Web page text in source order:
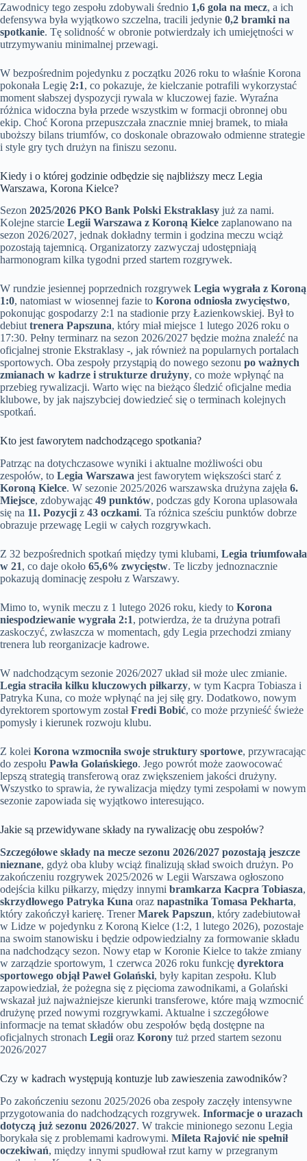
Zawodnicy tego zespołu zdobywali średnio 1,6 gola na mecz, a ich
defensywa była wyjątkowo szczelna, tracili jedynie 0,2 bramki na
spotkanie. Tę solidność w obronie potwierdzały ich umiejętności w
utrzymywaniu minimalnej przewagi.
W bezpośrednim pojedynku z początku 2026 roku to właśnie Korona
pokonała Legię 2:1, co pokazuje, że kielczanie potrafili wykorzystać
moment słabszej dyspozycji rywala w kluczowej fazie. Wyraźna
różnica widoczna była przede wszystkim w formacji obronnej obu
ekip. Choć Korona przepuszczała znacznie mniej bramek, to miała
uboższy bilans triumfów, co doskonale obrazowało odmienne strategie
i style gry tych drużyn na finiszu sezonu.
Kiedy i o której godzinie odbędzie się najbliższy mecz Legia
Warszawa, Korona Kielce?
Sezon 2025/2026 PKO Bank Polski Ekstraklasy już za nami.
Kolejne starcie Legii Warszawa z Koroną Kielce zaplanowano na
sezon 2026/2027, jednak dokładny termin i godzina meczu wciąż
pozostają tajemnicą. Organizatorzy zazwyczaj udostępniają
harmonogram kilka tygodni przed startem rozgrywek.
W rundzie jesiennej poprzednich rozgrywek Legia wygrała z Koroną
1:0, natomiast w wiosennej fazie to Korona odniosła zwycięstwo,
pokonując gospodarzy 2:1 na stadionie przy Łazienkowskiej. Był to
debiuttrenera Papszuna, który miał miejsce 1 lutego 2026 roku o
17:30. Pełny terminarz na sezon 2026/2027 będzie można znaleźć na
oficjalnej stronie Ekstraklasy -, jak również na popularnych portalach
sportowych. Oba zespoły przystąpią do nowego sezonu po ważnych
zmianach w kadrze i strukturze drużyny, co może wpłynąć na
przebieg rywalizacji. Warto więc na bieżąco śledzić oficjalne media
klubowe, by jak najszybciej dowiedzieć się o terminach kolejnych
spotkań.
Kto jest faworytem nadchodzącego spotkania?
Patrząc na dotychczasowe wyniki i aktualne możliwości obu
zespołów, to Legia Warszawa jest faworytem większości starć z
Koroną Kielce. W sezonie 2025/2026 warszawska drużyna zajęła 6.
Miejsce, zdobywając 49 punktów, podczas gdy Korona uplasowała
się na 11. Pozycji z 43 oczkami. Ta różnica sześciu punktów dobrze
obrazuje przewagę Legii w całych rozgrywkach.
Z 32 bezpośrednich spotkań między tymi klubami, Legia triumfowała
w 21, co daje około 65,6% zwycięstw. Te liczby jednoznacznie
pokazują dominację zespołu z Warszawy.
Mimo to, wynik meczu z 1 lutego 2026 roku, kiedy to Korona
niespodziewanie wygrała 2:1, potwierdza, że ta drużyna potrafi
zaskoczyć, zwłaszcza w momentach, gdy Legia przechodzi zmiany
trenera lub reorganizacje kadrowe.
W nadchodzącym sezonie 2026/2027 układ sił może ulec zmianie.
Legia straciła kilku kluczowych piłkarzy, w tym Kacpra Tobiasza i
Patryka Kuna, co może wpłynąć na jej siłę gry. Dodatkowo, nowym
dyrektorem sportowym zostałFredi Bobić, co może przynieść świeże
pomysły i kierunek rozwoju klubu.
Z kolei Korona wzmocniła swoje struktury sportowe, przywracając
do zespołu Pawła Golańskiego. Jego powrót może zaowocować
lepszą strategią transferową oraz zwiększeniem jakości drużyny.
Wszystko to sprawia, że rywalizacja między tymi zespołami w nowym
sezonie zapowiada się wyjątkowo interesująco.
Jakie są przewidywane składy na rywalizację obu zespołów?
Szczegółowe składy na mecze sezonu 2026/2027 pozostają jeszcze
nieznane, gdyż oba kluby wciąż finalizują skład swoich drużyn. Po
zakończeniu rozgrywek 2025/2026 w Legii Warszawa ogłoszono
odejścia kilku piłkarzy, między innymi bramkarza Kacpra Tobiasza,
skrzydłowego Patryka Kuna oraz napastnika Tomasa Pekharta,
który zakończył karierę. TrenerMarek Papszun, który zadebiutował
w Lidze w pojedynku z Koroną Kielce (1:2, 1 lutego 2026), pozostaje
na swoim stanowisku i będzie odpowiedzialny za formowanie składu
na nadchodzący sezon. Nowy etap w Koronie Kielce to także zmiany
w zarządzie sportowym, 1 czerwca 2026 roku funkcję dyrektora
sportowego objął Paweł Golański, były kapitan zespołu. Klub
zapowiedział, że pożegna się z pięcioma zawodnikami, a Golański
wskazał już najważniejsze kierunki transferowe, które mają wzmocnić
drużynę przed nowymi rozgrywkami. Aktualne i szczegółowe
informacje na temat składów obu zespołów będą dostępne na
oficjalnych stronach Legii oraz Korony tuż przed startem sezonu
2026/2027
Czy w kadrach występują kontuzje lub zawieszenia zawodników?
Po zakończeniu sezonu 2025/2026 oba zespoły zaczęły intensywne
przygotowania do nadchodzących rozgrywek. Informacje o urazach
dotyczą już sezonu 2026/2027. W trakcie minionego sezonu Legia
borykała się z problemami kadrowymi. Mileta Rajović nie spełnił
oczekiwań, między innymi spudłował rzut karny w przegranym